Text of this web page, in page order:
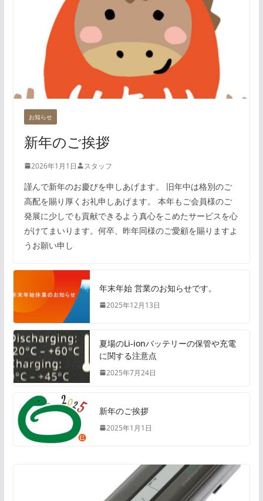
お知らせ
新年のご挨拶
2026年1月1日 スタッフ
謹んで新年のお慶びを申しあげます。 旧年中は格別のご
高配を賜り厚くお礼申しあげます。 本年もご会員様のご
発展に少しでも貢献できるよう真心をこめたサービスを心
がけてまいります。何卒、昨年同様のご愛顧を賜りますよ
うお願い申し
年末年始 営業のお知らせです。
2025年12月13日
夏場のLi-ionバッテリーの保管や充電
に関する注意点
2025年7月24日
新年のご挨拶
2025年1月1日